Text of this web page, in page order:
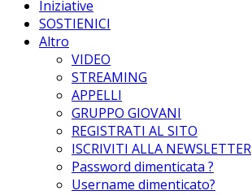
Iniziative
SOSTIENICI
Altro
VIDEO
STREAMING
APPELLI
GRUPPO GIOVANI
REGISTRATI AL SITO
ISCRIVITI ALLA NEWSLETTER
Password dimenticata ?
Username dimenticato?